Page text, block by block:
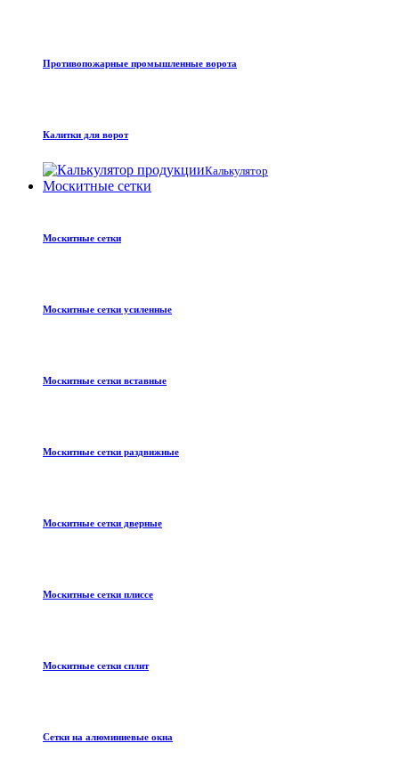
Противопожарные промышленные ворота
Калитки для ворот
Калькулятор
Москитные сетки
Москитные сетки
Москитные сетки усиленные
Москитные сетки вставные
Москитные сетки раздвижные
Москитные сетки дверные
Москитные сетки плиссе
Москитные сетки сплит
Сетки на алюминиевые окна